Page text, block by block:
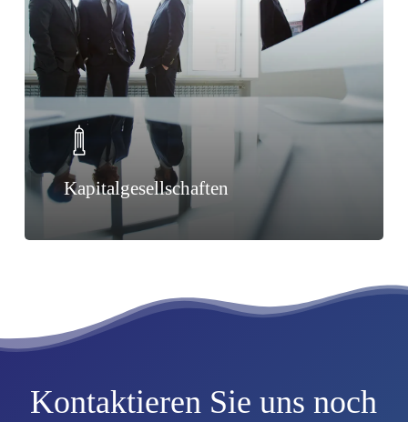
Kapitalgesellschaften
Kontaktieren Sie uns noch